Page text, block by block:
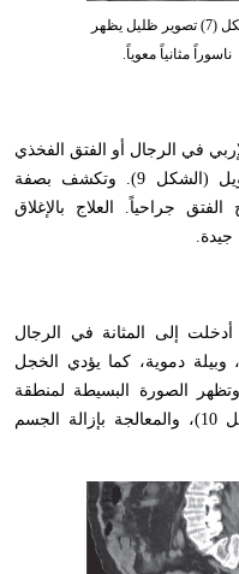
الشكل (7) تصوير ظليل يظهر
ناسوراً مثانياً معوياً.
في الرجال أو الفتق الفخذي
في النساء، وتنتفخ هذه الكتلة عند التبويل (الشكل 9). وتكشف بصفة
جراحياً. العلاج بالإغلاق
جيدة.
أدخلت إلى المثانة في الرجال
وبيلة دموية، كما يؤدي الخجل
وتظهر الصورة البسيطة لمنطقة
المثانة الأجسام الأجنبية والمعدنية (الشكل 10)، والمعالجة بإزالة الجسم